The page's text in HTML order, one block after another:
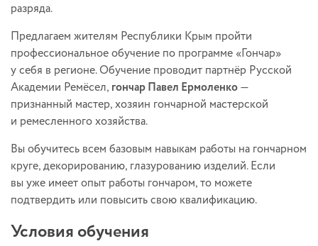
разряда.
Предлагаем жителям Республики Крым пройти
профессиональное обучение по программе «Гончар»
у себя в регионе. Обучение проводит партнёр Русской
Академии Ремёсел, гончар Павел Ермоленко—
признанный мастер, хозяин гончарной мастерской
и ремесленного хозяйства.
Вы обучитесь всем базовым навыкам работы на гончарном
круге, декорированию, глазурованию изделий. Если
вы уже имеет опыт работы гончаром, то можете
подтвердить или повысить свою квалификацию.
Условия обучения